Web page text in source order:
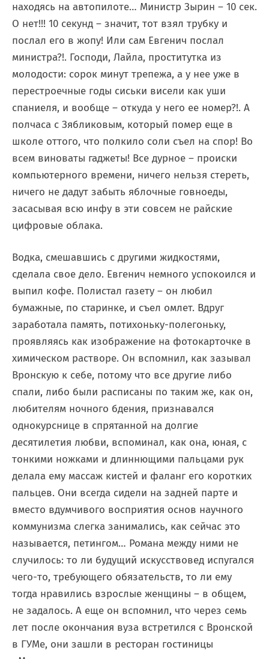
находясь на автопилоте… Министр Зырин – 10 сек.
О нет!!! 10 секунд – значит, тот взял трубку и
послал его в жопу! Или сам Евгенич послал
министра?!. Господи, Лайла, проститутка из
молодости: сорок минут трепежа, а у нее уже в
перестроечные годы сиськи висели как уши
спаниеля, и вообще – откуда у него ее номер?!. А
полчаса с Зябликовым, который помер еще в
школе оттого, что полкило соли съел на спор! Во
всем виноваты гаджеты! Все дурное – происки
компьютерного времени, ничего нельзя стереть,
ничего не дадут забыть яблочные говноеды,
засасывая всю инфу в эти совсем не райские
цифровые облака.
Водка, смешавшись с другими жидкостями,
сделала свое дело. Евгенич немного успокоился и
выпил кофе. Полистал газету – он любил
бумажные, по старинке, и съел омлет. Вдруг
заработала память, потихоньку-полегоньку,
проявляясь как изображение на фотокарточке в
химическом растворе. Он вспомнил, как зазывал
Вронскую к себе, потому что все другие либо
спали, либо были расписаны по таким же, как он,
любителям ночного бдения, признавался
однокурснице в спрятанной на долгие
десятилетия любви, вспоминал, как она, юная, с
тонкими ножками и длиннющими пальцами рук
делала ему массаж кистей и фаланг его коротких
пальцев. Они всегда сидели на задней парте и
вместо вдумчивого восприятия основ научного
коммунизма слегка занимались, как сейчас это
называется, петингом… Романа между ними не
случилось: то ли будущий искусствовед испугался
чего-то, требующего обязательств, то ли ему
тогда нравились взрослые женщины – в общем,
не задалось. А еще он вспомнил, что через семь
лет после окончания вуза встретился с Вронской
в ГУМе, они зашли в ресторан гостиницы